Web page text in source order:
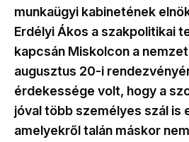
munkaügyi kabinetének
Erdélyi Ákos a szakpolitikai
kapcsán Miskolcon a
augusztus 20-i
érdekessége volt, hogy a
jóval több személyes szál is
amelyekről talán máskor